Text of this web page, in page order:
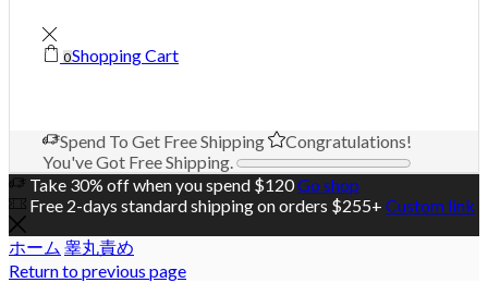
0Shopping Cart
Spend To Get Free Shipping
Congratulations!
You've Got Free Shipping.
Take 30% off when you spend $120Go shop
Free 2-days standard shipping on orders $255+ Custom link
ホーム 睾丸責め
Return to previous page